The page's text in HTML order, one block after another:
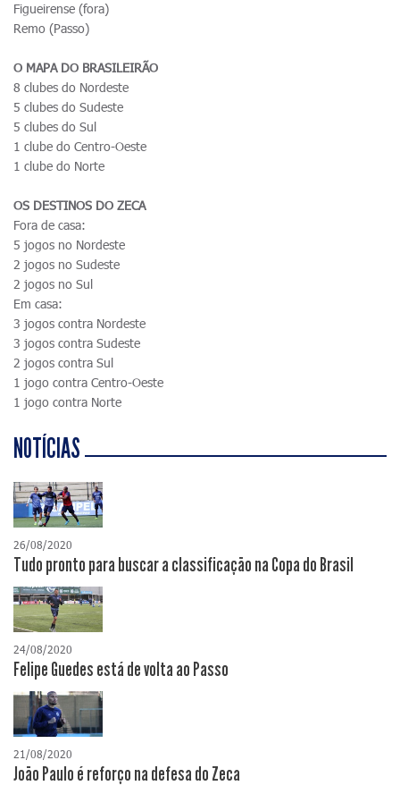
Figueirense (fora)
Remo (Passo)
O MAPA DO BRASILEIRÃO
8 clubes do Nordeste
5 clubes do Sudeste
5 clubes do Sul
1 clube do Centro-Oeste
1 clube do Norte
OS DESTINOS DO ZECA
Fora de casa:
5 jogos no Nordeste
2 jogos no Sudeste
2 jogos no Sul
Em casa:
3 jogos contra Nordeste
3 jogos contra Sudeste
2 jogos contra Sul
1 jogo contra Centro-Oeste
1 jogo contra Norte
NOTÍCIAS
26/08/2020
Tudo pronto para buscar a classificação na Copa do Brasil
24/08/2020
Felipe Guedes está de volta ao Passo
21/08/2020
João Paulo é reforço na defesa do Zeca